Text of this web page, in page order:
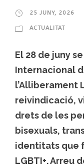
25 JUNY, 2026
ACTUALITAT
El 28 de juny
Internacional
l’Alliberament
reivindicació,
drets de les
bisexuals,
identitats que
LGBTI+. Arreu